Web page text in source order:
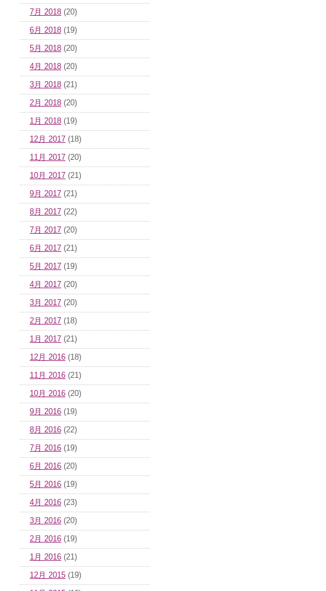
7月 2018 (20)
6月 2018 (19)
5月 2018 (20)
4月 2018 (20)
3月 2018 (21)
2月 2018 (20)
1月 2018 (19)
12月 2017 (18)
11月 2017 (20)
10月 2017 (21)
9月 2017 (21)
8月 2017 (22)
7月 2017 (20)
6月 2017 (21)
5月 2017 (19)
4月 2017 (20)
3月 2017 (20)
2月 2017 (18)
1月 2017 (21)
12月 2016 (18)
11月 2016 (21)
10月 2016 (20)
9月 2016 (19)
8月 2016 (22)
7月 2016 (19)
6月 2016 (20)
5月 2016 (19)
4月 2016 (23)
3月 2016 (20)
2月 2016 (19)
1月 2016 (21)
12月 2015 (19)